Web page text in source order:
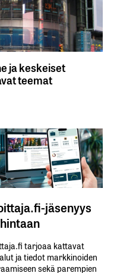
ja keskeiset
teemat
jäsenyys
tarjoaa kattavat
ja tiedot markkinoiden
sekä parempien